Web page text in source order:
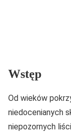
Wstęp
Od wieków
niedocenianych
niepozornych